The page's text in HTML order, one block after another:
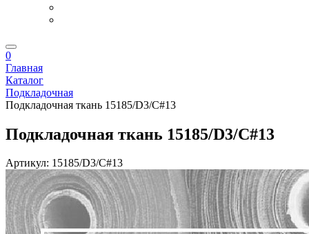
0
Главная
Каталог
Подкладочная
Подкладочная ткань 15185/D3/C#13
Подкладочная ткань 15185/D3/C#13
Артикул: 15185/D3/C#13